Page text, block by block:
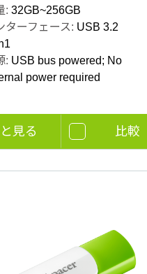
: 32GB~256GB
ターフェース: USB 3.2
: USB bus powered; No
power required
見る 比較